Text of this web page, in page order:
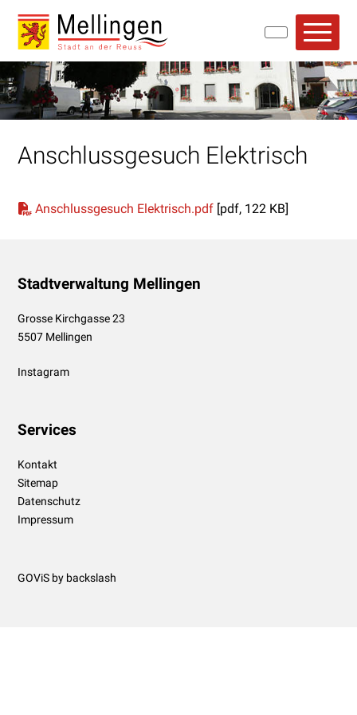
Navigieren in Mellingen
Schnellnavigation
Anschlussgesuch Elektrisch
Anschlussgesuch Elektrisch.pdf [pdf, 122 KB]
Footer
Stadtverwaltung Mellingen
Grosse Kirchgasse 23
5507 Mellingen
Instagram
Services
Kontakt
Sitemap
Datenschutz
Impressum
GOViS by backslash